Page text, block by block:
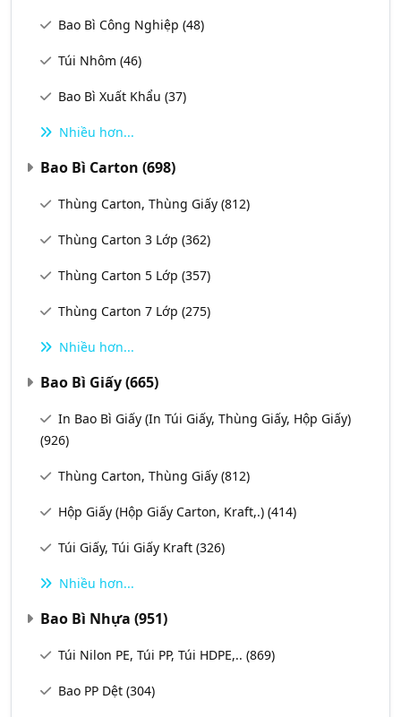
Bao Bì Công Nghiệp (48)
Túi Nhôm (46)
Bao Bì Xuất Khẩu (37)
Nhiều hơn...
Bao Bì Carton (698)
Thùng Carton, Thùng Giấy (812)
Thùng Carton 3 Lớp (362)
Thùng Carton 5 Lớp (357)
Thùng Carton 7 Lớp (275)
Nhiều hơn...
Bao Bì Giấy(665)
In Bao Bì Giấy (In Túi Giấy, Thùng Giấy, Hộp Giấy)
(926)
Thùng Carton, Thùng Giấy (812)
Hộp Giấy (Hộp Giấy Carton, Kraft,.) (414)
Túi Giấy, Túi Giấy Kraft (326)
Nhiều hơn...
Bao Bì Nhựa (951)
Túi Nilon PE, Túi PP, Túi HDPE,.. (869)
Bao PP Dệt (304)